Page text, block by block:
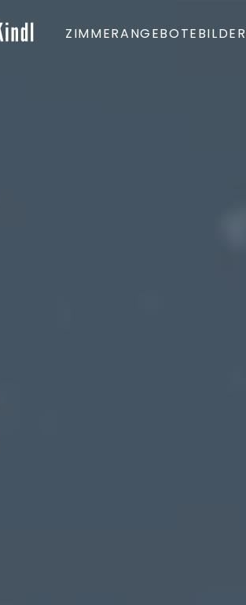
ZIMMERANGEBOTEBILDER